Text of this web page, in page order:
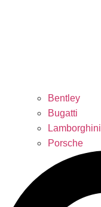
Bentley
Bugatti
Lamborghini
Porsche